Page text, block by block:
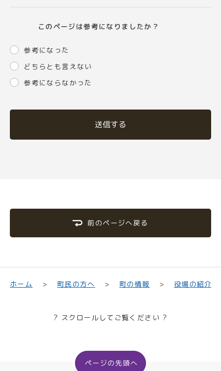
このページは参考になりましたか？
参考になった
どちらとも言えない
参考にならなかった
送信する
前のページへ戻る
ホーム 町民の方へ 町の情報 役場の紹介
? スクロールしてご覧ください ?